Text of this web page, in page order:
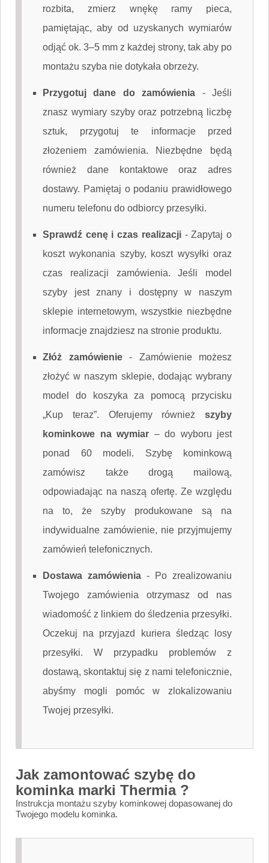
rozbita, zmierz wnękę ramy pieca,
pamiętając, aby od uzyskanych wymiarów
odjąć ok. 3–5 mm z każdej strony, tak aby po
montażu szyba nie dotykała obrzeży.
Przygotuj dane do zamówienia -Jeśli
znasz wymiary szyby oraz potrzebną liczbę
sztuk, przygotuj te informacje przed
złożeniem zamówienia. Niezbędne będą
również dane kontaktowe oraz adres
dostawy. Pamiętaj o podaniu prawidłowego
numeru telefonu do odbiorcy przesyłki.
Sprawdź cenę i czas realizacji-Zapytaj o
koszt wykonania szyby, koszt wysyłki oraz
czas realizacji zamówienia. Jeśli model
szyby jest znany i dostępny w naszym
sklepie internetowym, wszystkie niezbędne
informacje znajdziesz na stronie produktu.
Złóż zamówienie- Zamówienie możesz
złożyć w naszym sklepie, dodając wybrany
model do koszyka za pomocą przycisku
„Kup teraz”. Oferujemy również szyby
kominkowe na wymiar – do wyboru jest
ponad 60 modeli. Szybę kominkową
zamówisz także drogą mailową,
odpowiadając na naszą ofertę. Ze względu
na to, że szyby produkowane są na
indywidualne zamówienie, nie przyjmujemy
zamówień telefonicznych.
Dostawa zamówienia -
Po zrealizowaniu
Twojego zamówienia otrzymasz od nas
wiadomość z linkiem do śledzenia przesyłki.
Oczekuj na przyjazd kuriera śledząc losy
przesyłki. W przypadku problemów z
dostawą, skontaktuj się z nami telefonicznie,
abyśmy mogli pomóc w zlokalizowaniu
Twojej przesyłki.
Jak zamontować szybę do
kominka marki Thermia ?
Instrukcja montażu szyby kominkowej dopasowanej do
Twojego modelu kominka.